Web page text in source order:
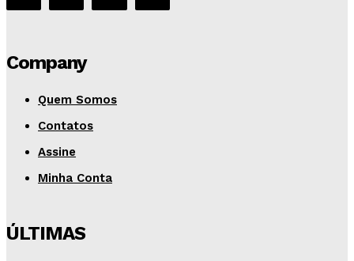
Company
Quem Somos
Contatos
Assine
Minha Conta
ÚLTIMAS